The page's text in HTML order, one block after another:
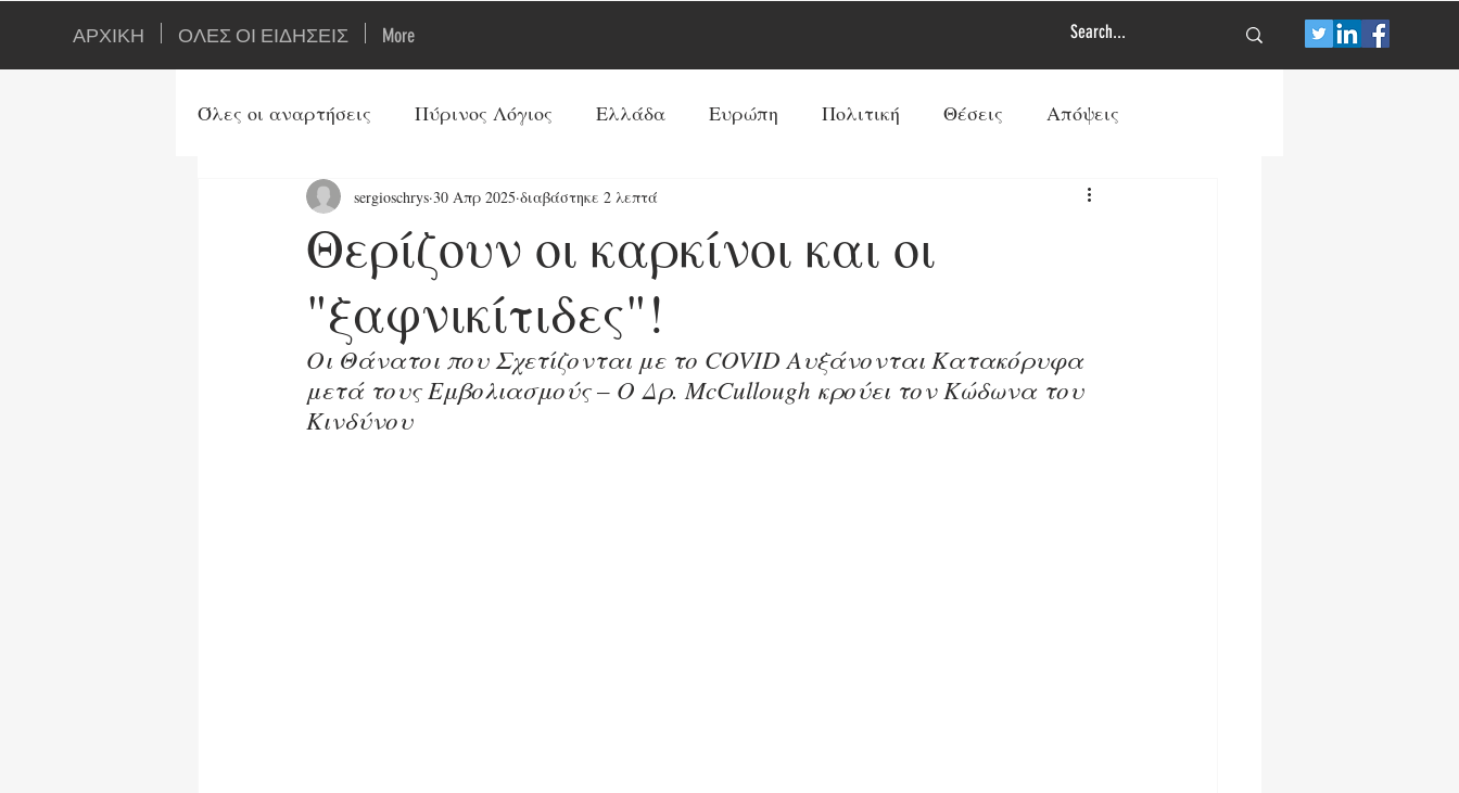
ΑΡΧΙΚΗ ΟΛΕΣ ΟΙ ΕΙΔΗΣΕΙΣ More
Όλες οι αναρτήσεις Πύρινος Λόγιος Ελλάδα Ευρώπη Πολιτική Θέσεις Απόψεις
Ιστορία Ορθοδοξία Νέα Τάξη Πραγμάτων Πολιτισμός
Αρθρογράφοι Κόσμος
Ενέργεια Τεχνολογία Κοινωνία Παπισμός-Προτεσταντισμός Ουκρανία
Θερίζουν οι καρκίνοι και οι
"ξαφνικίτιδες"!
sergioschrys 30 Απρ 2025 διαβάστηκε 2 λεπτά
Οι Θάνατοι που Σχετίζονται με το COVID Αυξάνονται Κατακόρυφα
μετά τους Εμβολιασμούς – Ο Δρ. McCullough κρούει τον Κώδωνα του
Κινδύνου